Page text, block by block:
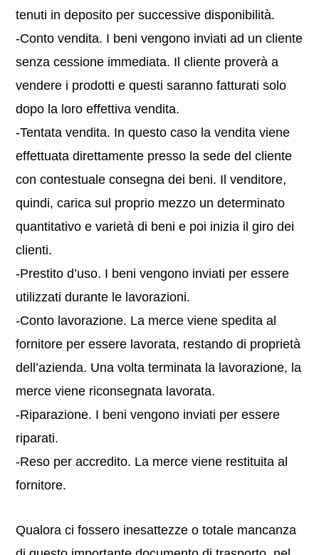
tenuti in deposito per successive disponibilità.
-Conto vendita. I beni vengono inviati ad un cliente
senza cessione immediata. Il cliente proverà a
vendere i prodotti e questi saranno fatturati solo
dopo la loro effettiva vendita.
-Tentata vendita. In questo caso la vendita viene
effettuata direttamente presso la sede del cliente
con contestuale consegna dei beni. Il venditore,
quindi, carica sul proprio mezzo un determinato
quantitativo e varietà di beni e poi inizia il giro dei
clienti.
-Prestito d’uso. I beni vengono inviati per essere
utilizzati durante le lavorazioni.
-Conto lavorazione. La merce viene spedita al
fornitore per essere lavorata, restando di proprietà
dell’azienda. Una volta terminata la lavorazione, la
merce viene riconsegnata lavorata.
-Riparazione. I beni vengono inviati per essere
riparati.
-Reso per accredito. La merce viene restituita al
fornitore.
Qualora ci fossero inesattezze o totale mancanza